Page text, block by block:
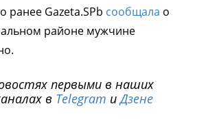
ранее Gazeta.SPb сообщала о
районе мужчине
первыми в наших
в Telegram иДзене